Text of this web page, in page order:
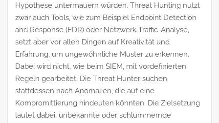
Hypothese untermauern würden. Threat Hunting nutzt
zwar auch Tools, wie zum Beispiel Endpoint Detection
and Response (EDR) oder Netzwerk-Traffic-Analyse,
setzt aber vor allen Dingen auf Kreativität und
Erfahrung, um ungewöhnliche Muster zu erkennen.
Dabei wird nicht, wie beim SIEM, mit vordefinierten
Regeln gearbeitet. Die Threat Hunter suchen
stattdessen nach Anomalien, die auf eine
Kompromittierung hindeuten könnten. Die Zielsetzung
lautet dabei, unbekannte oder schlummernde